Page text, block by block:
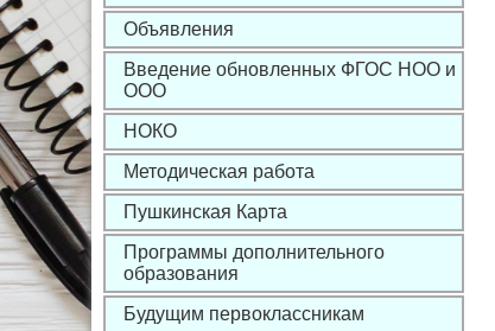
Объявления
Введение обновленных ФГОС НОО и
ООО
НОКО
Методическая работа
Пушкинская Карта
Программы дополнительного
образования
Будущим первоклассникам